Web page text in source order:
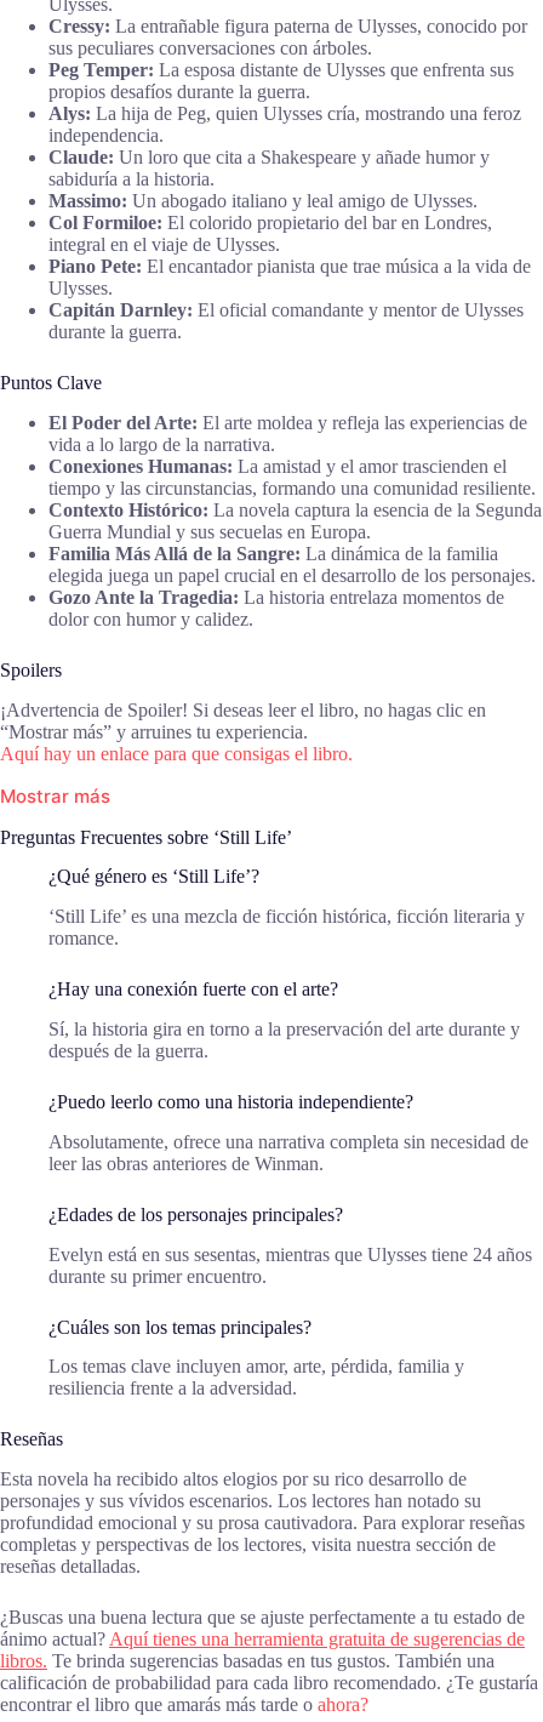
Ulysses.
Cressy: La entrañable figura paterna de Ulysses, conocido por
sus peculiares conversaciones con árboles.
Peg Temper: La esposa distante de Ulysses que enfrenta sus
propios desafíos durante la guerra.
Alys: La hija de Peg, quien Ulysses cría, mostrando una feroz
independencia.
Claude: Un loro que cita a Shakespeare y añade humor y
sabiduría a la historia.
Massimo: Un abogado italiano y leal amigo de Ulysses.
Col Formiloe: El colorido propietario del bar en Londres,
integral en el viaje de Ulysses.
Piano Pete: El encantador pianista que trae música a la vida de
Ulysses.
Capitán Darnley: El oficial comandante y mentor de Ulysses
durante la guerra.
Puntos Clave
El Poder del Arte: El arte moldea y refleja las experiencias de
vida a lo largo de la narrativa.
Conexiones Humanas: La amistad y el amor trascienden el
tiempo y las circunstancias, formando una comunidad resiliente.
Contexto Histórico: La novela captura la esencia de la Segunda
Guerra Mundial y sus secuelas en Europa.
Familia Más Allá de la Sangre: La dinámica de la familia
elegida juega un papel crucial en el desarrollo de los personajes.
Gozo Ante la Tragedia: La historia entrelaza momentos de
dolor con humor y calidez.
Spoilers
¡Advertencia de Spoiler! Si deseas leer el libro, no hagas clic en
“Mostrar más” y arruines tu experiencia.
Aquí hay un enlace para que consigas el libro.
Mostrar más
Preguntas Frecuentes sobre ‘Still Life’
¿Qué género es ‘Still Life’?
‘Still Life’ es una mezcla de ficción histórica, ficción literaria y
romance.
¿Hay una conexión fuerte con el arte?
Sí, la historia gira en torno a la preservación del arte durante y
después de la guerra.
¿Puedo leerlo como una historia independiente?
Absolutamente, ofrece una narrativa completa sin necesidad de
leer las obras anteriores de Winman.
¿Edades de los personajes principales?
Evelyn está en sus sesentas, mientras que Ulysses tiene 24 años
durante su primer encuentro.
¿Cuáles son los temas principales?
Los temas clave incluyen amor, arte, pérdida, familia y
resiliencia frente a la adversidad.
Reseñas
Esta novela ha recibido altos elogios por su rico desarrollo de
personajes y sus vívidos escenarios. Los lectores han notado su
profundidad emocional y su prosa cautivadora. Para explorar reseñas
completas y perspectivas de los lectores, visita nuestra sección de
reseñas detalladas.
¿Buscas una buena lectura que se ajuste perfectamente a tu estado de
ánimo actual? Aquí tienes una herramienta gratuita de sugerencias de
libros. Te brinda sugerencias basadas en tus gustos. También una
calificación de probabilidad para cada libro recomendado. ¿Te gustaría
encontrar el libro que amarás más tarde o ahora?